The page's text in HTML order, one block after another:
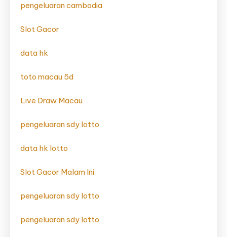
pengeluaran cambodia
Slot Gacor
data hk
toto macau 5d
Live Draw Macau
pengeluaran sdy lotto
data hk lotto
Slot Gacor Malam Ini
pengeluaran sdy lotto
pengeluaran sdy lotto